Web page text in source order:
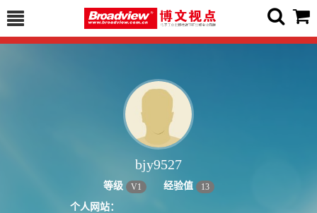
bjy9527
等级 V1 经验值 13
个人网站：